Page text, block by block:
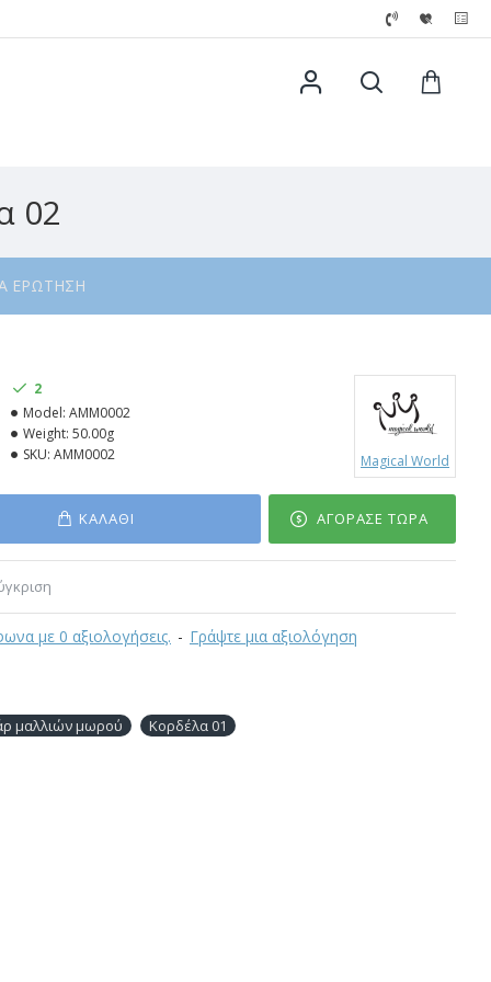
02
ΕΡΏΤΗΣΗ
με 0 αξιολογήσεις. - Γράψτε μια αξιολόγηση
2
Model: AMΜ0002
Weight: 50.00g
SKU: AMΜ0002 Magical World
ΚΑΛΆΘΙ ΑΓΌΡΑΣΕ ΤΏΡΑ
μαλλιών μωρού Κορδέλα 01